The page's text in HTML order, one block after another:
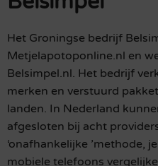
Het Groningse bedrijf
Metjelapotoponline.nl en
Belsimpel.nl. Het bedrijf
merken en verstuurd
landen. In Nederland
afgesloten bij acht
‘onafhankelijke ’methode,
mobiele telefoons